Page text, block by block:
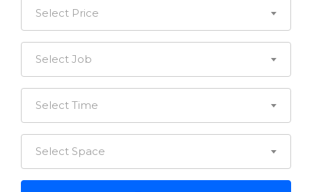
Select Price
Select Job
Select Time
Select Space